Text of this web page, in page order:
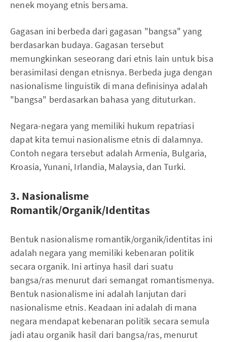
nenek moyang etnis bersama.
Gagasan ini berbeda dari gagasan "bangsa" yang
berdasarkan budaya. Gagasan tersebut
memungkinkan seseorang dari etnis lain untuk bisa
berasimilasi dengan etnisnya. Berbeda juga dengan
nasionalisme linguistik di mana definisinya adalah
"bangsa" berdasarkan bahasa yang dituturkan.
Negara-negara yang memiliki hukum repatriasi
dapat kita temui nasionalisme etnis di dalamnya.
Contoh negara tersebut adalah Armenia, Bulgaria,
Kroasia, Yunani, Irlandia, Malaysia, dan Turki.
3. Nasionalisme
Romantik/Organik/Identitas
Bentuk nasionalisme romantik/organik/identitas ini
adalah negara yang memiliki kebenaran politik
secara organik. Ini artinya hasil dari suatu
bangsa/ras menurut dari semangat romantismenya.
Bentuk nasionalisme ini adalah lanjutan dari
nasionalisme etnis. Keadaan ini adalah di mana
negara mendapat kebenaran politik secara semula
jadi atau organik hasil dari bangsa/ras, menurut